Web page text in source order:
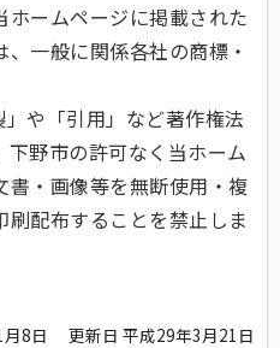
ームページに掲載された
一般に関係各社の商標・
や「引用」など著作権法
野市の許可なく当ホーム
・画像等を無断使用・複
配布することを禁止しま
8日 更新日 平成29年3月21日